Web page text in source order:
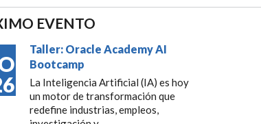
EVENTO
Taller: Oracle Academy AI
Bootcamp
La Inteligencia Artificial (IA) es hoy
un motor de transformación que
redefine industrias, empleos,